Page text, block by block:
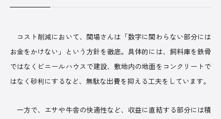
コスト削減において、関場さんは「数字に関わらない部分には
お金をかけない」という方針を徹底。具体的には、飼料庫を鉄骨
ではなくビニールハウスで建設、敷地内の地面をコンクリートで
はなく砂利にするなど、無駄な出費を抑える工夫をしています。
一方で、エサや牛舎の快適性など、収益に直結する部分には積